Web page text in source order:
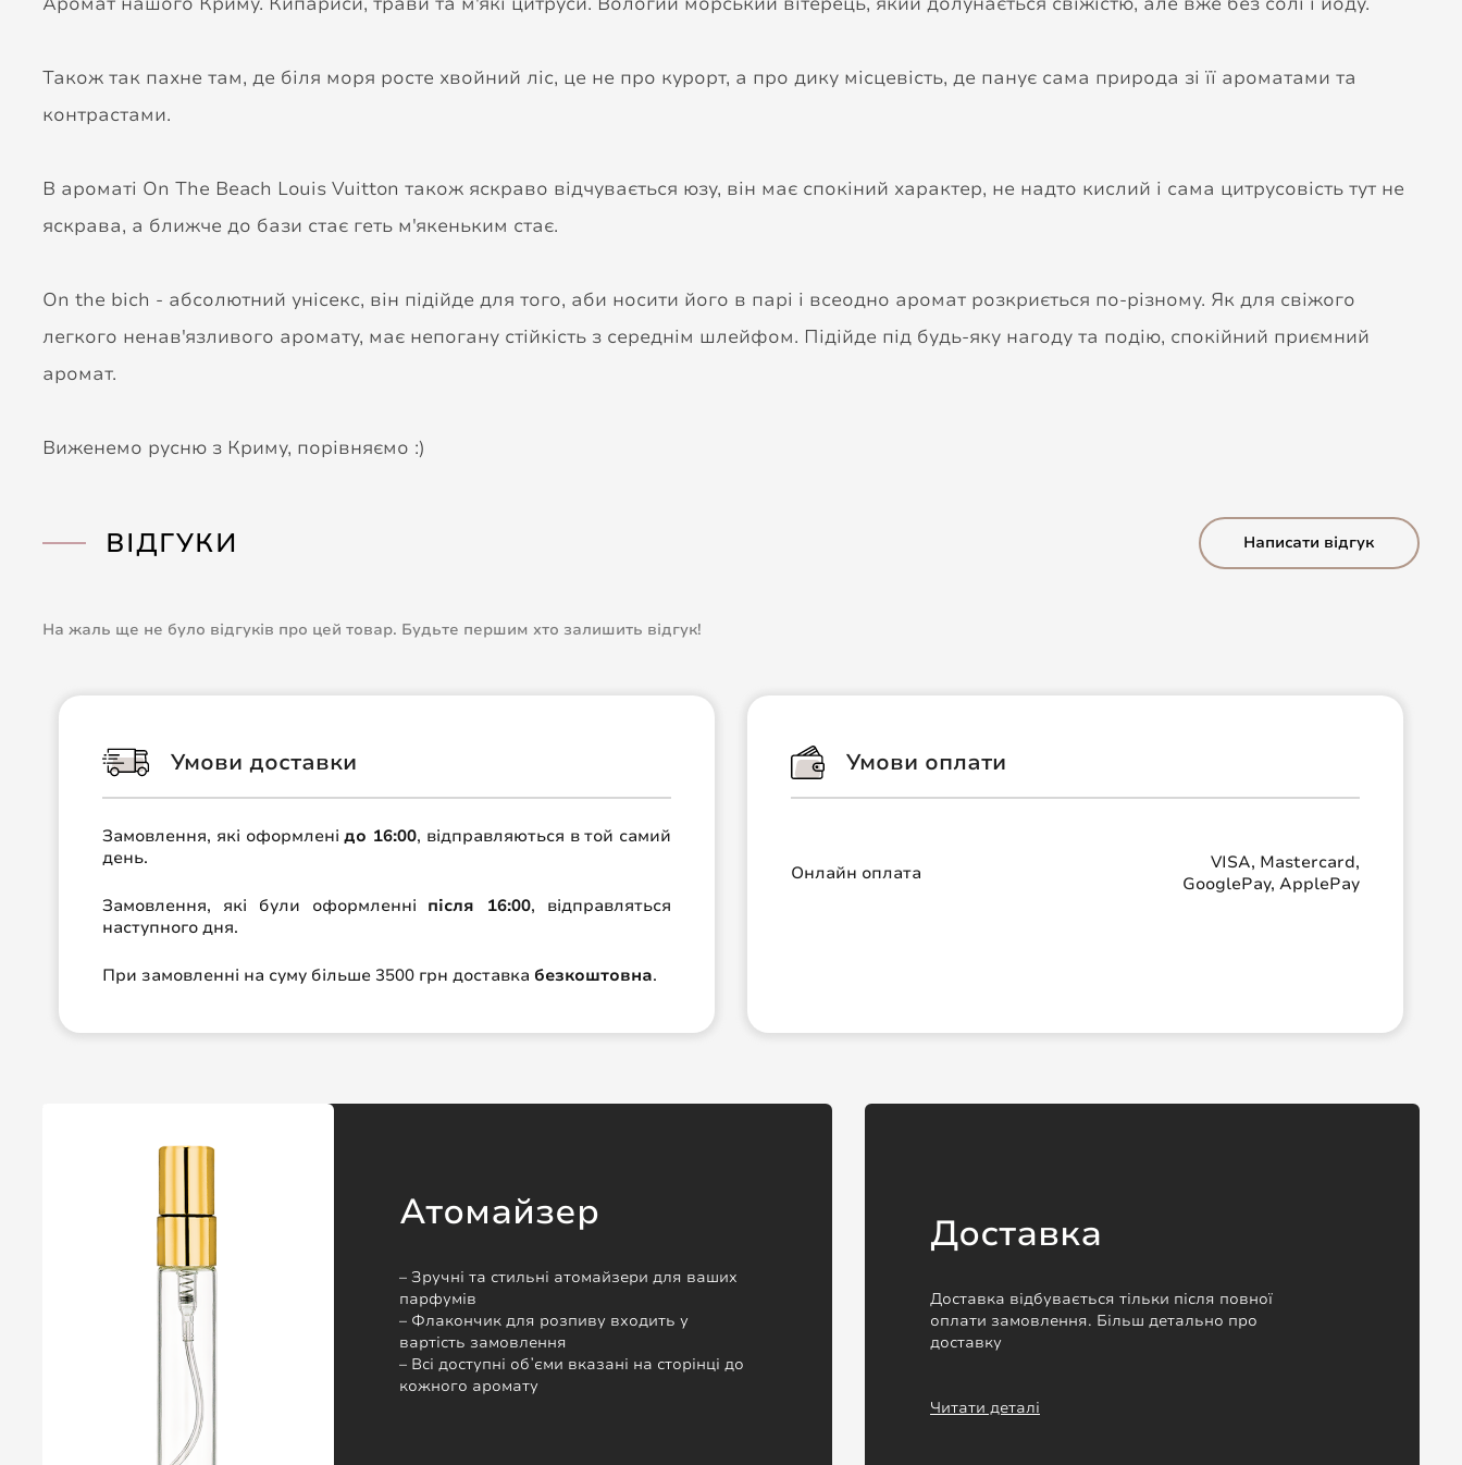
Також так пахне там, де біля моря росте хвойний ліс, це не про курорт, а про дику місцевість, де панує сама природа зі її ароматами та
контрастами.
В ароматі On The Beach Louis Vuitton також яскраво відчувається юзу, він має спокіний характер, не надто кислий і сама цитрусовість тут не
яскрава, а ближче до бази стає геть м'якеньким стає.
On the bich - абсолютний унісекс, він підійде для того, аби носити його в парі і всеодно аромат розкриється по-різному. Як для свіжого
легкого ненав'язливого аромату, має непогану стійкість з середнім шлейфом. Підійде під будь-яку нагоду та подію, спокійний приємний
аромат.
Виженемо русню з Криму, порівняємо :)
ВІДГУКИ Написати відгук
На жаль ще не було відгуків про цей товар. Будьте першим хто залишить відгук!
Умови доставки
Замовлення, які оформленідо 16:00, відправляються в той самий
день.
Замовлення, які були оформленні після 16:00, відправляться
наступного дня.
При замовленні на суму більше 3500 грн доставка безкоштовна.
Умови оплати
Онлайн оплата
VISA, Mastercard,
GooglePay, ApplePay
Атомайзер
– Зручні та стильні атомайзери для ваших
парфумів
– Флакончик для розпиву входить у
вартість замовлення
– Всі доступні обʼєми вказані на сторінці до
кожного аромату
Доставка
Доставка відбувається тільки після повної
оплати замовлення. Більш детально про
доставку
Читати деталі